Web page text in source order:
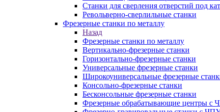
Станки для сверления отверстий под
Револьверно-сверлильные станки
Фрезерные станки по металлу
Назад
Фрезерные станки по металлу
Вертикально-фрезерные станки
Горизонтально-фрезерные станки
Универсальные фрезерные станки
Широкоуниверсальные фрезерные
Консольно-фрезерные станки
Бесконсольные фрезерные станки
Фрезерные обрабатывающие центры с